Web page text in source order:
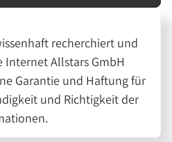
recherchiert und
Internet Allstars GmbH
Garantie und Haftung für
und Richtigkeit der